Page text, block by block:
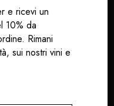
e ricevi un
10% da
Rimani
sui nostri vini e